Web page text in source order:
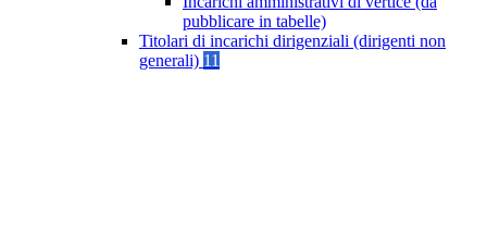
pubblicare in tabelle)
Titolari di incarichi dirigenziali (dirigenti non
generali) 11